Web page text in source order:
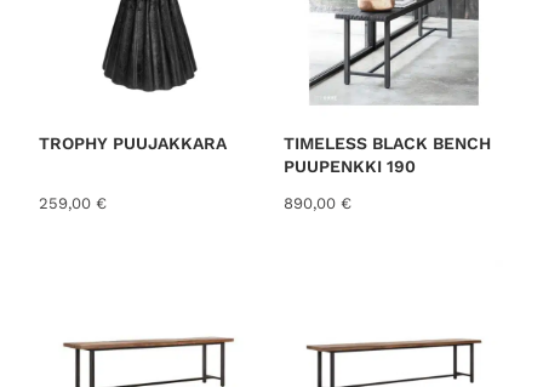
TROPHY PUUJAKKARA
259,00 €
TIMELESS BLACK BENCH
PUUPENKKI 190
890,00 €